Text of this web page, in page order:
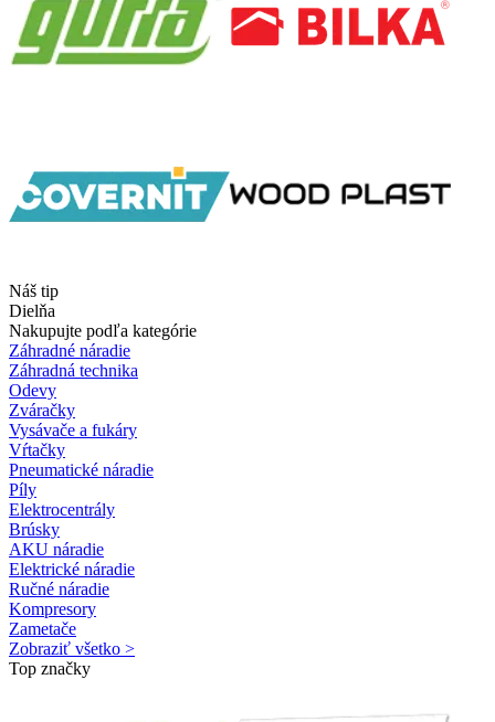
Náš tip
Dielňa
Nakupujte podľa kategórie
Záhradné náradie
Záhradná technika
Odevy
Zváračky
Vysávače a fukáry
Vŕtačky
Pneumatické náradie
Píly
Elektrocentrály
Brúsky
AKU náradie
Elektrické náradie
Ručné náradie
Kompresory
Zametače
Zobraziť všetko >
Top značky